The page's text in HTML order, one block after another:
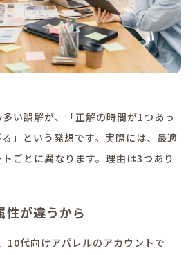
い誤解が、「正解の時間が1つあっ
」という発想です。実際には、最適
ごとに異なります。理由は3つあり
性が違うから
10代向けアパレルのアカウントで